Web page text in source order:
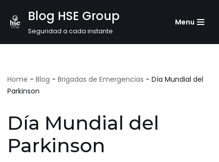
Saltar
Blog HSE Group
Seguridad a cada instante
Menu
Home - Blog - Brigadas de Emergencias - Día Mundial del
Parkinson
Día Mundial del
Parkinson